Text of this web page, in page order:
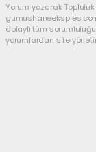
Yorum yazarak Topluluk
dolaylı tüm
yorumlardan site